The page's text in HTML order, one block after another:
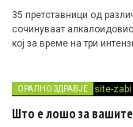
35 претставници од
сочинуваат
кој за време на три
ОРАЛНО ЗДРАВЈЕ
Што е лошо за